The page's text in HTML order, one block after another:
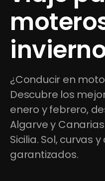
¿Conducir en
Descubre los
enero y febrero,
Algarve y
Sicilia. Sol, curvas
garantizados.